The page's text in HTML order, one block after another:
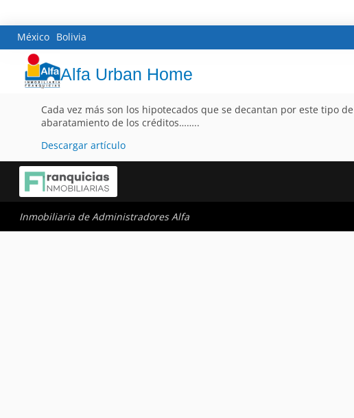
México Bolivia
Alfa Urban Home
Cada vez más son los hipotecados que se decantan por este tipo
abaratamiento de los créditos……..
Descargar artículo
Inmobiliaria de Administradores Alfa